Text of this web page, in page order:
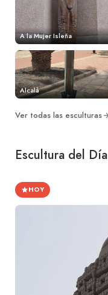
A la Mujer Isleña
Alcalá
Ver todas las esculturas
Escultura del Día
HOY